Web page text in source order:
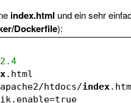
index.html und ein sehr
Dockerfile):
2.4
.html
htdocs/index